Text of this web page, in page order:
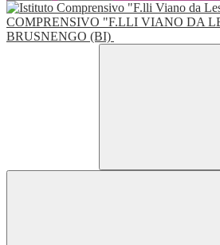
COMPRENSIVO "F.LLI VIANO DA
BRUSNENGO (BI)